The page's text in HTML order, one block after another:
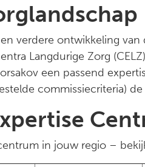
verdere ontwikkeling
Langdurige Zorg
een passend
commissiecriteria)
in jouw regio –